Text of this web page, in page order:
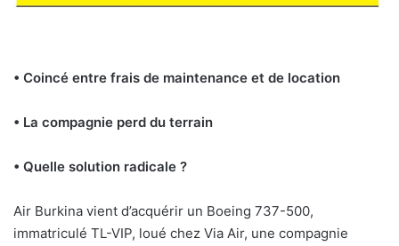
• Coincé entre frais de maintenance et de location
• La compagnie perd du terrain
• Quelle solution radicale ?
Air Burkina vient d’acquérir un Boeing 737-500,
immatriculé TL-VIP, loué chez Via Air, une compagnie